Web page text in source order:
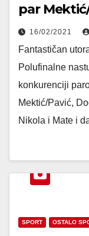
par
16/02/2021
Fantastičan
Polufinalne
konkurenciji
Mektić/Pavić,
Nikola i Mate i
SPORT OSTALO